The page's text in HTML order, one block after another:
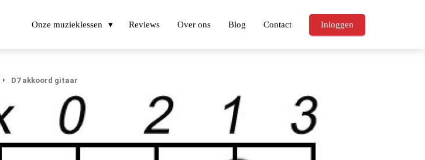
Onze muzieklessen Reviews Over ons Blog Contact Inloggen
D7 akkoord gitaar